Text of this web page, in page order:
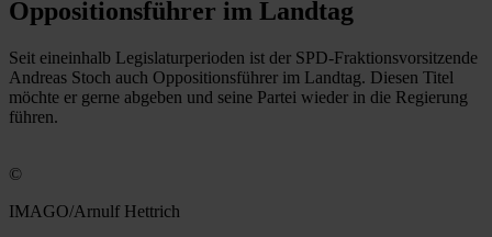
Oppositionsführer im Landtag
Seit eineinhalb Legislaturperioden ist der SPD-Fraktionsvorsitzende
Andreas Stoch auch Oppositionsführer im Landtag. Diesen Titel
möchte er gerne abgeben und seine Partei wieder in die Regierung
führen.
©
IMAGO/Arnulf Hettrich